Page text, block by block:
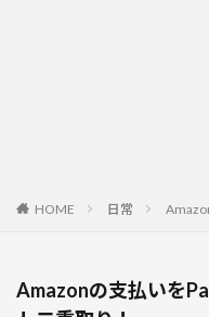
HOME 日常
Amazonの支払いを